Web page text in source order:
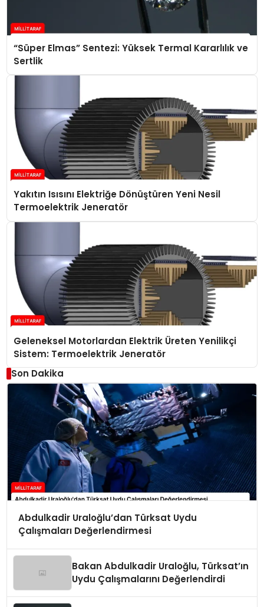
“Süper Elmas” Sentezi: Yüksek Termal Kararlılık ve
Sertlik
Yakıtın Isısını Elektriğe Dönüştüren Yeni Nesil
Termoelektrik Jeneratör
Geleneksel Motorlardan Elektrik Üreten Yenilikçi
Sistem: Termoelektrik Jeneratör
Son Dakika
Abdulkadir Uraloğlu’dan Türksat Uydu
Çalışmaları Değerlendirmesi
Bakan Abdulkadir Uraloğlu, Türksat’ın
Uydu Çalışmalarını Değerlendirdi